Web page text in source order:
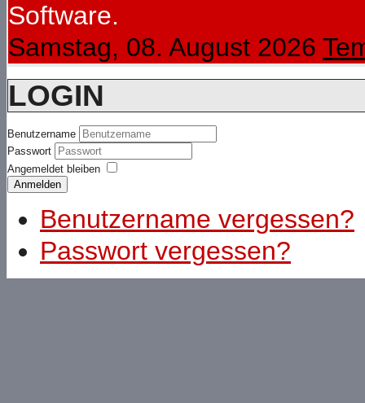
Software.
Samstag, 08. August 2026
LOGIN
Benutzername
Passwort
Angemeldet bleiben
Anmelden
Benutzername vergessen?
Passwort vergessen?